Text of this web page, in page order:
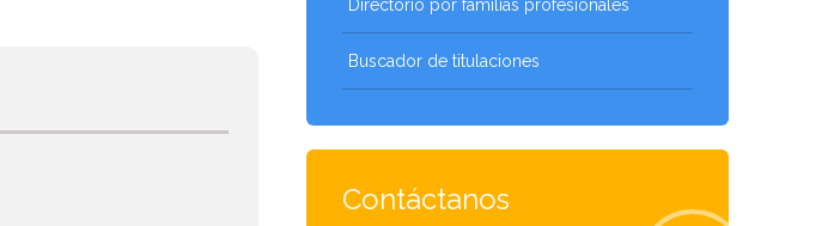
Directorio por familias profesionales
Buscador de titulaciones
Contáctanos